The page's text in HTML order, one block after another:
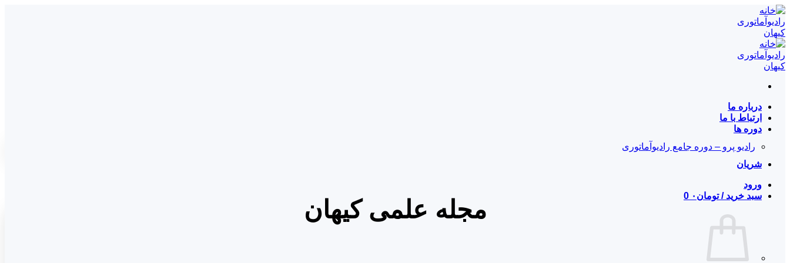
Skip
to
content
درباره ما
ارتباط با ما
دوره ها
رادیو پرو – دوره جامع رادیوآماتوری
شریان
ورود
سبد خرید /تومان ۰ 0 مجله علمی کیهان